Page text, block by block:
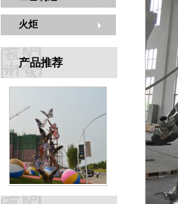
火炬
产品推荐